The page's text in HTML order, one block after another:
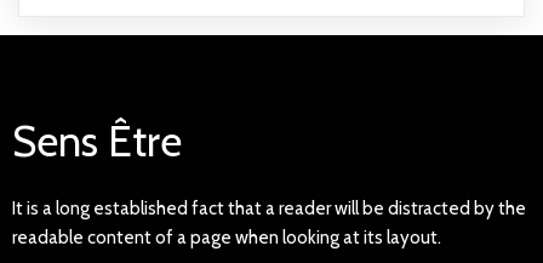
Sens Être
It is a long established fact that a reader will be distracted by the
readable content of a page when looking at its layout.